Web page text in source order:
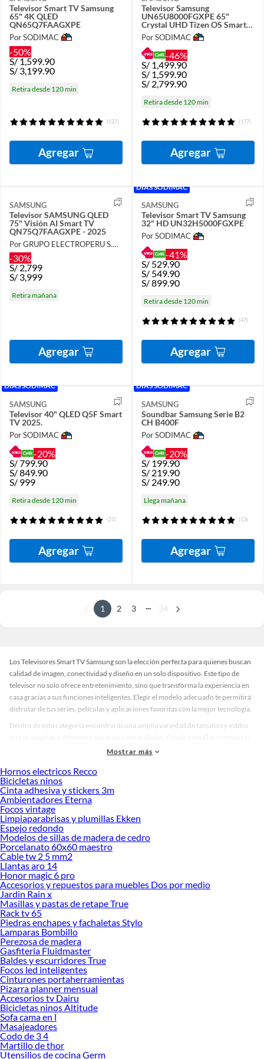
Televisor Smart TV Samsung
65" 4K QLED
QN65Q7FAAGXPE
Por SODIMAC
-50%
S/ 1,599.90
S/ 3,199.90
Retira desde 120 min
(127)
Agregar
Televisor Samsung
UN65U8000FGXPE 65"
Crystal UHD Tizen OS Smart
Tv
Por SODIMAC
-46%
S/ 1,499.90
S/ 1,599.90
S/ 2,799.90
Retira desde 120 min
(177)
Agregar
SAMSUNG
Televisor SAMSUNG QLED
75" Visión AI Smart TV
QN75Q7FAAGXPE - 2025
Por GRUPO ELECTROPERU S.A.C.
-30%
S/ 2,799
S/ 3,999
Retira mañana
Agregar
DÍAS SODIMAC
SAMSUNG
Televisor Smart TV Samsung
32" HD UN32H5000FGXPE
Por SODIMAC
-41%
S/ 529.90
S/ 549.90
S/899.90
Retira desde 120 min
(47)
Agregar
DÍAS SODIMAC
SAMSUNG
Televisor 40" QLED Q5F Smart
TV 2025.
Por SODIMAC
-20%
S/799.90
S/849.90
S/ 999
Retira desde 120 min
(21)
Agregar
DÍAS SODIMAC
SAMSUNG
Soundbar Samsung Serie B2
CH B400F
Por SODIMAC
-20%
S/ 199.90
S/ 219.90
S/ 249.90
Llega mañana
(13)
Agregar
1 2 3 ... 34
Los Televisores Smart TV Samsung son la elección perfecta para quienes buscan
calidad de imagen, conectividad y diseño en un solo dispositivo. Este tipo de
televisor no solo ofrece entretenimiento, sino que transforma la experiencia en
casa gracias a sus funciones inteligentes. Elegir el modelo adecuado te permitirá
disfrutar de tus series, películas y aplicaciones favoritas con la mejor tecnología.
Dentro de esta categoría encontrarás una amplia variedad de tamaños y estilos
ideales para habitaciones pequeñas hasta modelos de gran formato para salas
acabados modernos. Además, ofrecen opciones en resolución y características
que se ajustan a distintos presupuestos, sin comprometer la calidad.
Al momento de elegir, considera factores como el tamaño del espacio, la
resolución que deseas y las funciones adicionales que mejor se adapten a tu
estilo de vida. Un televisor bien seleccionado no solo mejora la experiencia
visual, sino que también aporta comodidad y conectividad en tu hogar.
Descubre cuál se adapta mejor a ti y explora nuestras colecciones disponibles
para encontrar la opción perfecta. Conoce más sobre sus beneficios y lleva tu
entretenimiento a otro nivel con tecnología que marca la diferencia.
Camaras de seguridad
Repetidor wifi
Parlante
Cargador portatil
Antenas para tv
Timbre
Intercomunicador
Tripode para celular
Router wifi
Cargador de celular
Camaras inalambricas
Camara ip
Cable auxiliar
Dvr
Monitor para bebe
Telefono fijo
Mostrar más
Hornos electricos Recco
Bicicletas ninos
Cinta adhesiva y stickers 3m
Ambientadores Eterna
Focos vintage
Limpiaparabrisas y plumillas Ekken
Espejo redondo
Modelos de sillas de madera de cedro
Porcelanato 60x60 maestro
Cable tw 2 5 mm2
Llantas aro 14
Honor magic 6 pro
Accesorios y repuestos para muebles Dos por medio
Jardin Rain x
Masillas y pastas de retape True
Rack tv 65
Piedras enchapes y fachaletas Stylo
Lamparas Bombillo
Perezosa de madera
Gasfiteria Fluidmaster
Baldes y escurridores True
Focos led inteligentes
Cinturones portaherramientas
Pizarra planner mensual
Accesorios tv Dairu
Bicicletas ninos Altitude
Sofa cama en l
Masajeadores
Codo de 3 4
Martillo de thor
Utensilios de cocina Germ